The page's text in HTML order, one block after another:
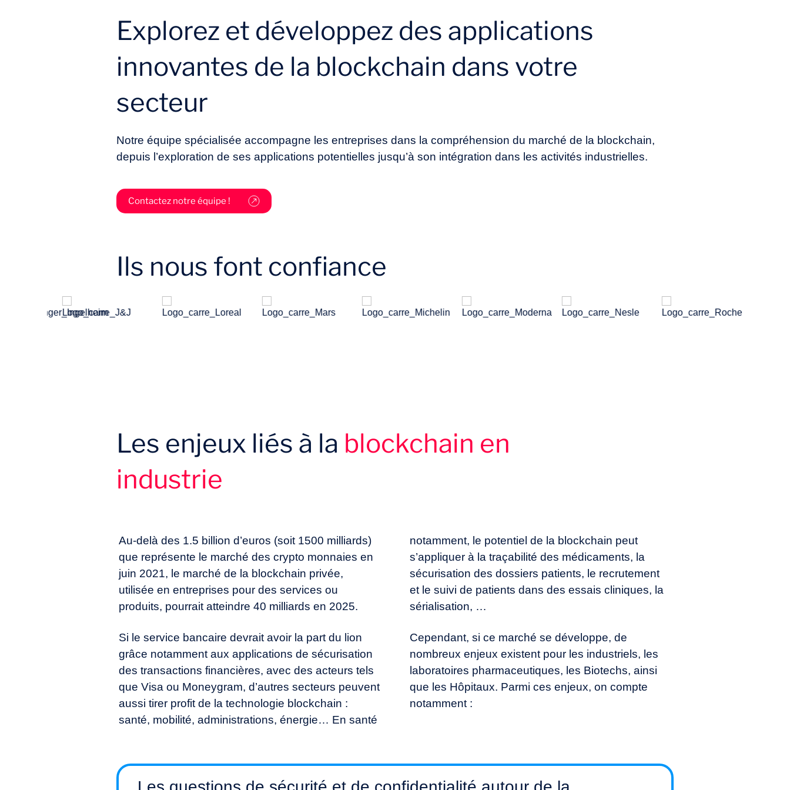
Explorez et développez des applications
innovantes de la blockchain dans votre
secteur
Notre équipe spécialisée accompagne les entreprises dans la compréhension du marché de la blockchain,
depuis l’exploration de ses applications potentielles jusqu’à son intégration dans les activités industrielles.
Contactez notre équipe !
Ils nous font confiance
Les enjeux liés à la blockchain en
industrie
Au-delà des 1.5 billion d’euros (soit 1500 milliards)
que représente le marché des crypto monnaies en
juin 2021, le marché de la blockchain privée,
utilisée en entreprises pour des services ou
produits, pourrait atteindre 40 milliards en 2025.
Si le service bancaire devrait avoir la part du lion
grâce notamment aux applications de sécurisation
des transactions financières, avec des acteurs tels
que Visa ou Moneygram, d’autres secteurs peuvent
aussi tirer profit de la technologie blockchain :
santé, mobilité, administrations, énergie… En santé
notamment, le potentiel de la blockchain peut
s’appliquer à la traçabilité des médicaments, la
sécurisation des dossiers patients, le recrutement
et le suivi de patients dans des essais cliniques, la
sérialisation, …
Cependant, si ce marché se développe, de
nombreux enjeux existent pour les industriels, les
laboratoires pharmaceutiques, les Biotechs, ainsi
que les Hôpitaux. Parmi ces enjeux, on compte
notamment :